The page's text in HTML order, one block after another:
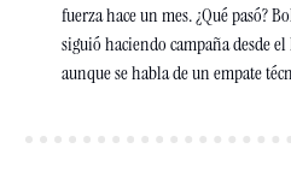
fuerza hace un mes. ¿Qué pasó?
siguió haciendo campaña desde
aunque se habla de un empate